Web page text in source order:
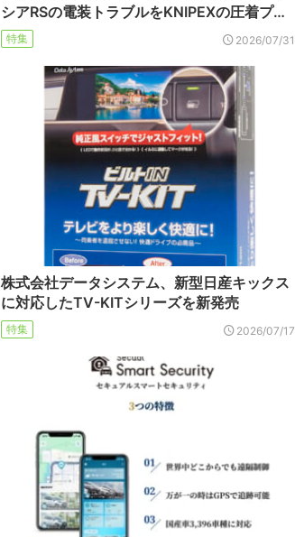
シアRSの電装トラブルをKNIPEXの圧着プ…
特集 2026/07/31
株式会社データシステム、新型日産キックス
に対応したTV-KITシリーズを新発売
特集 2026/07/17